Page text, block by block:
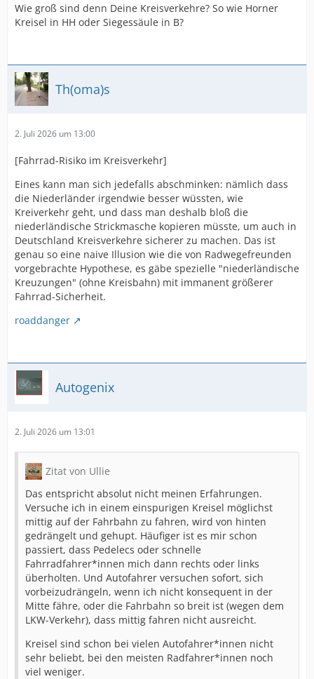
Wie groß sind denn Deine Kreisverkehre? So wie Horner
Kreisel in HH oder Siegessäule in B?
Th(oma)s
2. Juli 2026 um 13:00
[Fahrrad-Risiko im Kreisverkehr]
Eines kann man sich jedefalls abschminken: nämlich dass
die Niederländer irgendwie besser wüssten, wie
Kreiverkehr geht, und dass man deshalb bloß die
niederländische Strickmasche kopieren müsste, um auch in
Deutschland Kreisverkehre sicherer zu machen. Das ist
genau so eine naive Illusion wie die von Radwegefreunden
vorgebrachte Hypothese, es gäbe spezielle "niederländische
Kreuzungen" (ohne Kreisbahn) mit immanent größerer
Fahrrad-Sicherheit.
roaddanger
Autogenix
2. Juli 2026 um 13:01
Zitat von Ullie
Das entspricht absolut nicht meinen Erfahrungen.
Versuche ich in einem einspurigen Kreisel möglichst
mittig auf der Fahrbahn zu fahren, wird von hinten
gedrängelt und gehupt. Häufiger ist es mir schon
passiert, dass Pedelecs oder schnelle
Fahrradfahrer*innen mich dann rechts oder links
überholten. Und Autofahrer versuchen sofort, sich
vorbeizudrängeln, wenn ich nicht konsequent in der
Mitte fähre, oder die Fahrbahn so breit ist (wegen dem
LKW-Verkehr), dass mittig fahren nicht ausreicht.
Kreisel sind schon bei vielen Autofahrer*innen nicht
sehr beliebt, bei den meisten Radfahrer*innen noch
viel weniger.